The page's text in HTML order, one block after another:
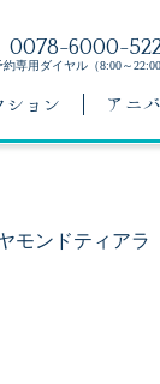
0078-6000-
専用ダイヤル（8:00～22:00
ション アニ
モンドティアラ